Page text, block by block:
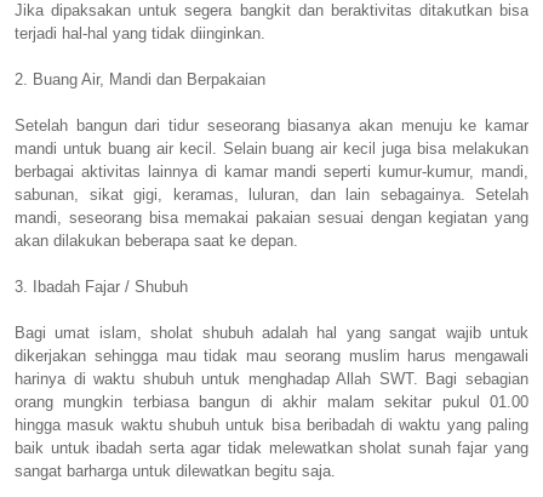
Jika dipaksakan untuk segera bangkit dan beraktivitas ditakutkan bisa
terjadi hal-hal yang tidak diinginkan.
2. Buang Air, Mandi dan Berpakaian
Setelah bangun dari tidur seseorang biasanya akan menuju ke kamar
mandi untuk buang air kecil. Selain buang air kecil juga bisa melakukan
berbagai aktivitas lainnya di kamar mandi seperti kumur-kumur, mandi,
sabunan, sikat gigi, keramas, luluran, dan lain sebagainya. Setelah
mandi, seseorang bisa memakai pakaian sesuai dengan kegiatan yang
akan dilakukan beberapa saat ke depan.
3. Ibadah Fajar / Shubuh
Bagi umat islam, sholat shubuh adalah hal yang sangat wajib untuk
dikerjakan sehingga mau tidak mau seorang muslim harus mengawali
harinya di waktu shubuh untuk menghadap Allah SWT. Bagi sebagian
orang mungkin terbiasa bangun di akhir malam sekitar pukul 01.00
hingga masuk waktu shubuh untuk bisa beribadah di waktu yang paling
baik untuk ibadah serta agar tidak melewatkan sholat sunah fajar yang
sangat barharga untuk dilewatkan begitu saja.